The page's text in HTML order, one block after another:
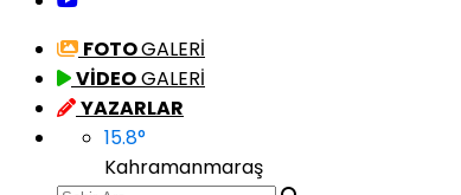
FOTOGALERİ
VİDEOGALERİ
YAZARLAR
15.8°
Kahramanmaraş